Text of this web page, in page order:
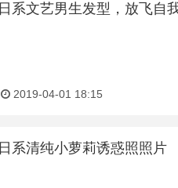
日系文艺男生发型，放飞自
2019-04-01 18:15
日系清纯小萝莉诱惑照照片